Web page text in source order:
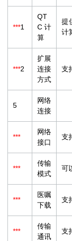
***1
QT
C计
算
提
计
***2
扩展
连接
方式
支
5
网络
连接
***
网络
接口
支
***
传输
模式
可
***
医嘱
下载
支
***
传输
通讯
支